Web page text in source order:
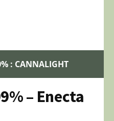
: CANNALIGHT
– Enecta